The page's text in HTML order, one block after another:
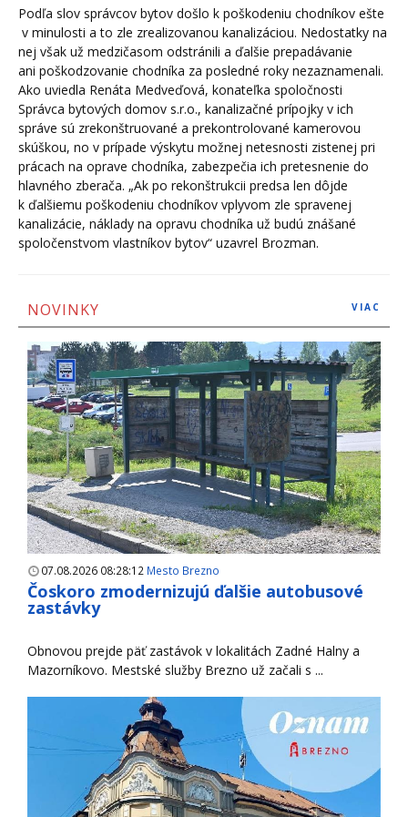
Podľa slov správcov bytov došlo k poškodeniu chodníkov ešte
v minulosti a to zle zrealizovanou kanalizáciou. Nedostatky na
nej však už medzičasom odstránili a ďalšie prepadávanie
ani poškodzovanie chodníka za posledné roky nezaznamenali.
Ako uviedla Renáta Medveďová, konateľka spoločnosti
Správca bytových domov s.r.o., kanalizačné prípojky v ich
správe sú zrekonštruované a prekontrolované kamerovou
skúškou, no v prípade výskytu možnej netesnosti zistenej pri
prácach na oprave chodníka, zabezpečia ich pretesnenie do
hlavného zberača. „Ak po rekonštrukcii predsa len dôjde
k ďalšiemu poškodeniu chodníkov vplyvom zle spravenej
kanalizácie, náklady na opravu chodníka už budú znášané
spoločenstvom vlastníkov bytov“ uzavrel Brozman.
NOVINKY VIAC
07.08.2026 08:28:12 Mesto Brezno
Čoskoro zmodernizujú ďalšie autobusové
zastávky
Obnovou prejde päť zastávok v lokalitách Zadné Halny a
Mazorníkovo. Mestské služby Brezno už začali s ...